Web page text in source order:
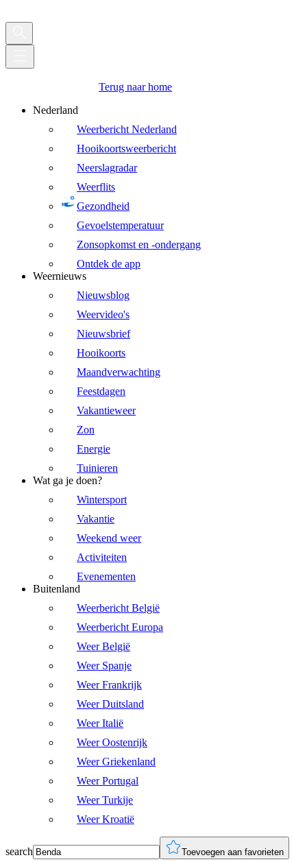
Terug naar home
Nederland
Weerbericht Nederland
Hooikoortsweerbericht
Neerslagradar
Weerflits
Gezondheid
Gevoelstemperatuur
Zonsopkomst en -ondergang
Ontdek de app
Weernieuws
Nieuwsblog
Weervideo's
Nieuwsbrief
Hooikoorts
Maandverwachting
Feestdagen
Vakantieweer
Zon
Energie
Tuinieren
Wat ga je doen?
Wintersport
Vakantie
Weekend weer
Activiteiten
Evenementen
Buitenland
Weerbericht België
Weerbericht Europa
Weer België
Weer Spanje
Weer Frankrijk
Weer Duitsland
Weer Italië
Weer Oostenrijk
Weer Griekenland
Weer Portugal
Weer Turkije
Weer Kroatië
search Toevoegen aan favorieten